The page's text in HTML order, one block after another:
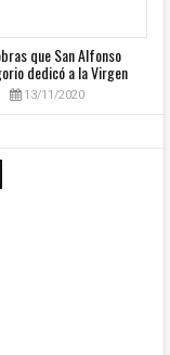
que San Alfonso
dedicó a la Virgen
13/11/2020